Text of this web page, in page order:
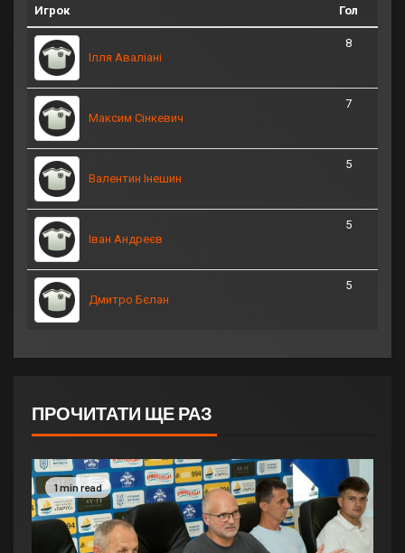
Игрок Гол
Ілля Аваліані
8
Максим Сінкевич
7
Валентин Інешин
5
Іван Андреєв
5
Дмитро Бєлан
5
ПРОЧИТАТИ ЩЕ РАЗ
1 min read